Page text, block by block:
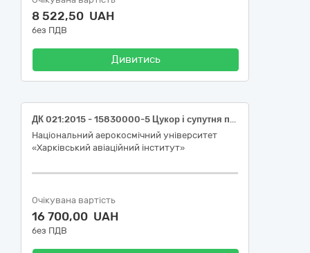
8 522,50 UAH
без ПДВ
Дивитись
ДК 021:2015 - 15830000-5 Цукор і супутня продукція (Цукор буряковий, кристалічний, білий, другої категорії)
Національний аерокосмічний університет
«Харківський авіаційний інститут»
Очікувана вартість
16 700,00 UAH
без ПДВ